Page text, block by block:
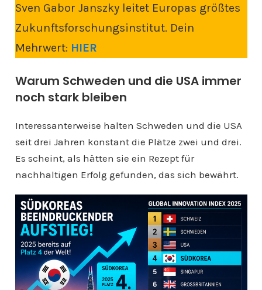
Sven Gabor Janszky leitet Europas größtes
Zukunftsforschungsinstitut. Dein
Mehrwert: HIER
Warum Schweden und die USA immer
noch stark bleiben
Interessanterweise halten Schweden und die USA
seit drei Jahren konstant die Plätze zwei und drei.
Es scheint, als hätten sie ein Rezept für
nachhaltigen Erfolg gefunden, das sich bewährt.